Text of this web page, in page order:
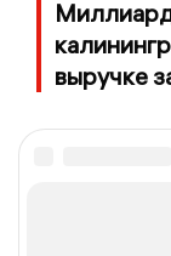
выручке